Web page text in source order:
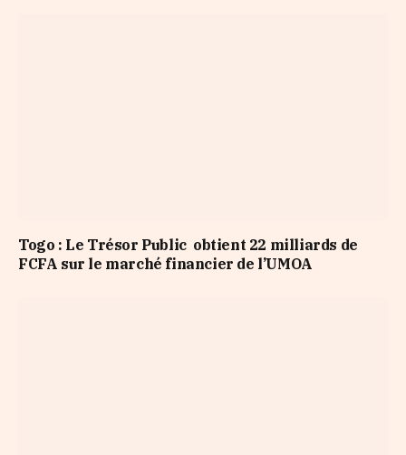
Togo : Le Trésor Public obtient 22 milliards de
FCFA sur le marché financier de l’UMOA